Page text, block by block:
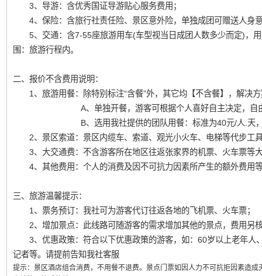
3、导游：含优秀国证导游贴心服务费用；
4、保险：含旅行社责任险、景区意外险，单独成团可赠送人身
5、交通：含7-55座旅游用车(车型视当日成团人数多少而定)，用
围：旅游行程内。
二、报价不含费用说明：
1、旅游用餐：除特别标注“含餐”外，其它均【不含餐】，解决方
A、单独开餐，游客可根据个人喜好自主决定，自由选
B、选用我社提供的团队用餐：标准为40元/人.天，包
2、景区索道：景区内缆车、索道、观光小火车、电梯等代步工
3、大交通费：不含游客所在地区往返张家界的机票、火车票等
4、其他费用：个人的消费及因不可抗力因素所产生的额外费用
三、旅游温馨提示：
1、票务预订：我社可为游客代订往返各地的飞机票、火车票；
2、增加景点：此线路可随游客的需求增加其他的景点，费用另
3、优惠政策：符合以下优惠政策的游客，如：60岁以上老年人
记者等。请提前告知我社客服
提示： 景区酒店组合消费，不用餐不退费。景点门票如因人力不可抗拒因素造